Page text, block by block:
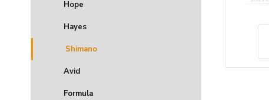
Hope
Hayes
Shimano
Avid
Formula